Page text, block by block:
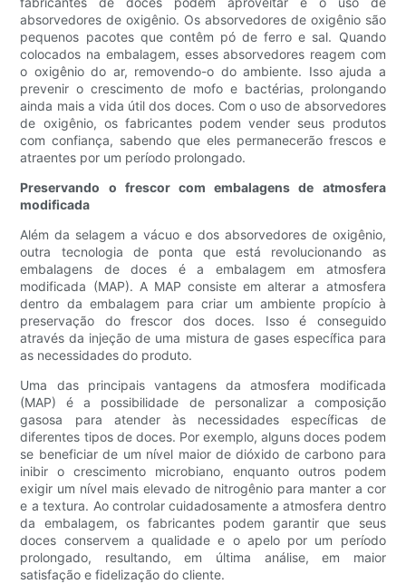
absorvedores de oxigênio. Os absorvedores de oxigênio são
pequenos pacotes que contêm pó de ferro e sal. Quando
colocados na embalagem, esses absorvedores reagem com
o oxigênio do ar, removendo-o do ambiente. Isso ajuda a
prevenir o crescimento de mofo e bactérias, prolongando
ainda mais a vida útil dos doces. Com o uso de absorvedores
de oxigênio, os fabricantes podem vender seus produtos
com confiança, sabendo que eles permanecerão frescos e
atraentes por um período prolongado.
Preservando o frescor com embalagens de atmosfera
modificada
Além da selagem a vácuo e dos absorvedores de oxigênio,
outra tecnologia de ponta que está revolucionando as
embalagens de doces é a embalagem em atmosfera
modificada (MAP). A MAP consiste em alterar a atmosfera
dentro da embalagem para criar um ambiente propício à
preservação do frescor dos doces. Isso é conseguido
através da injeção de uma mistura de gases específica para
as necessidades do produto.
Uma das principais vantagens da atmosfera modificada
(MAP) é a possibilidade de personalizar a composição
gasosa para atender às necessidades específicas de
diferentes tipos de doces. Por exemplo, alguns doces podem
se beneficiar de um nível maior de dióxido de carbono para
inibir o crescimento microbiano, enquanto outros podem
exigir um nível mais elevado de nitrogênio para manter a cor
e a textura. Ao controlar cuidadosamente a atmosfera dentro
da embalagem, os fabricantes podem garantir que seus
doces conservem a qualidade e o apelo por um período
prolongado, resultando, em última análise, em maior
satisfação e fidelização do cliente.